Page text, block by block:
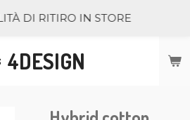
4DESIGN
DI RITIRO IN STORE